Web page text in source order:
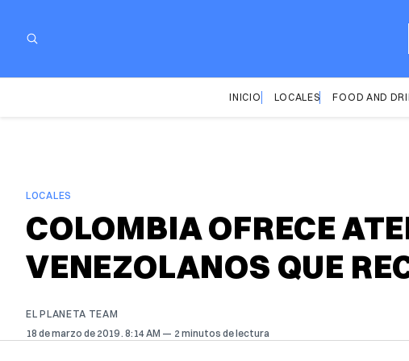
INICIO LOCALES FOOD AND
LOCALES
COLOMBIA OFRECE
VENEZOLANOS QUE
EL PLANETA TEAM
18 de marzo de 2019 . 8:14 AM 2 minutos de lectura